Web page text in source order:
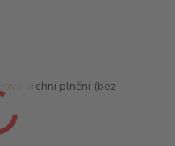
vrchní plnění (bez